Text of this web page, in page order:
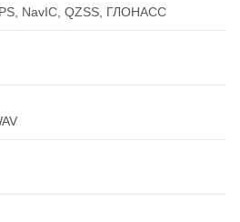
NavIC, QZSS, ГЛОНАСС